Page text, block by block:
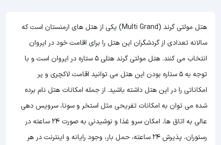
هتل مولتی گرند (Multi Grand) یکی از هتل های ارمنستان است که
سالانه تعدادی از گردشگران این هتل را برای اقامت خود در ایروان
انتخاب می کنند. هتل مولتی گرند هتلی 5 ستاره در ایروان است و با
توجه به 5 ستاره بودن این هتل
می توانید اقامت لاکچری و پر
امکاناتی را در این هتل داشته باشید. از جمله امکانات هتل نام برده
شده می توان به امکانات تفریحی مثل استخر و سونا، سرویس دهی
عالی به اتاق ها، امکان سرو غذا و نوشیدنی به صورت 24 ساعته در
رستوران، پذیرش 24 ساعته، حمل بار، وجود رایانه و اینترنت در هر